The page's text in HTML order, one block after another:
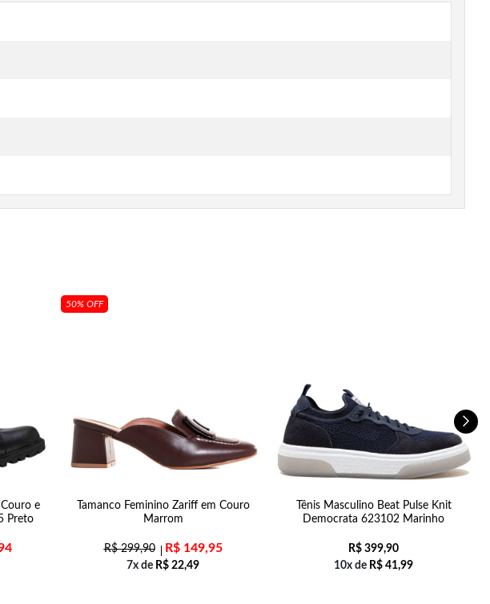
e
Preto
50% OFF
Tamanco Feminino Zariff em Couro
Marrom
R$299,90 R$149,95
7x de R$ 22,49
Tênis Masculino Beat Pulse Knit
Democrata 623102 Marinho
R$ 399,90
10x de R$ 41,99